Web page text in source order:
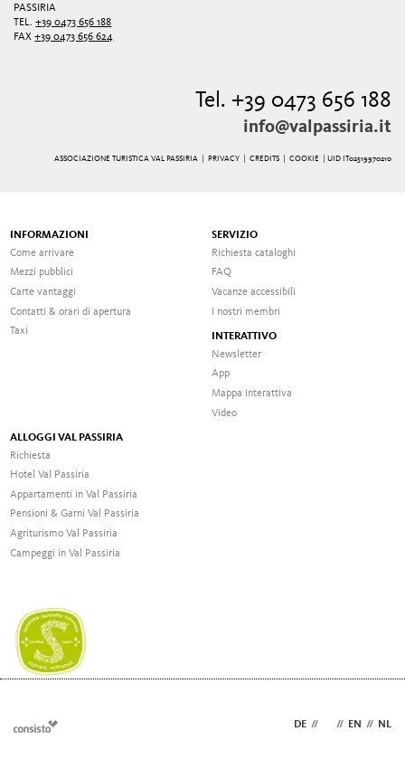
PASSIRIA
TEL.+39 0473 656 188
FAX+39 0473 656 624
Tel. +39 0473 656 188
info@valpassiria.it
ASSOCIAZIONE TURISTICA VAL PASSIRIA | PRIVACY| CREDITS| COOKIE | UID IT02519970210
INFORMAZIONI
Come arrivare
Mezzi pubblici
Carte vantaggi
Contatti & orari di apertura
Taxi
SERVIZIO
Richiesta cataloghi
FAQ
Vacanze accessibili
I nostri membri
INTERATTIVO
Newsletter
App
Mappa interattiva
Video
ALLOGGI VAL PASSIRIA
Richiesta
Hotel Val Passiria
Appartamenti in Val Passiria
Pensioni & Garni Val Passiria
Agriturismo Val Passiria
Campeggi in Val Passiria
DE // // EN // NL